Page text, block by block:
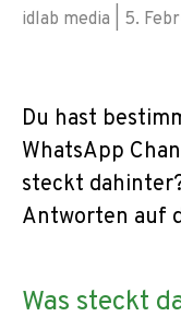
idlab media 5.
Du hast
WhatsApp
steckt
Antworten auf
Was steckt